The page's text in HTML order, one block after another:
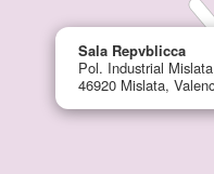
Sala Repvblicca
Pol. Industrial
46920 Mislata,